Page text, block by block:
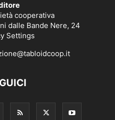
cooperativa
dalle Bande Nere, 24
Settings